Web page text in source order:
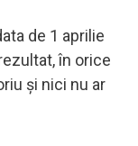
de 1 aprilie
în orice
şi nici nu ar